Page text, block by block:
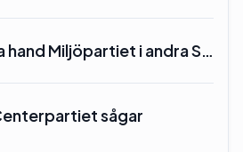
hand Miljöpartiet i andra S…
sågar